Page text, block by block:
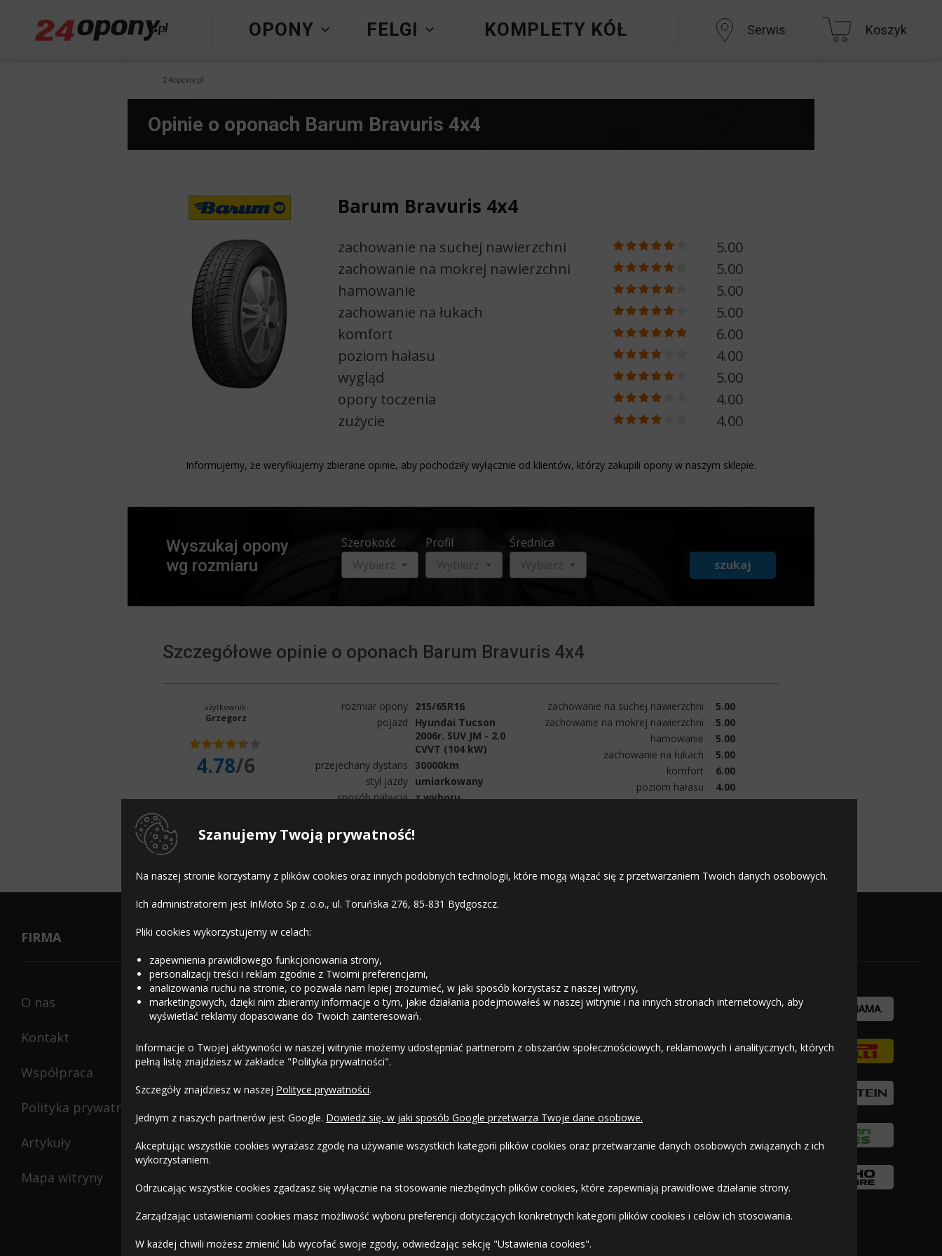
Szanujemy Twoją prywatność!
Na naszej stronie korzystamy z plików cookies oraz innych podobnych technologii, które mogą wiązać się z przetwarzaniem Twoich danych osobowych.
Ich administratorem jest InMoto Sp z .o.o., ul. Toruńska 276, 85-831 Bydgoszcz.
Pliki cookies wykorzystujemy w celach:
zapewnienia prawidłowego funkcjonowania strony,
personalizacji treści i reklam zgodnie z Twoimi preferencjami,
analizowania ruchu na stronie, co pozwala nam lepiej zrozumieć, w jaki sposób korzystasz z naszej witryny,
marketingowych, dzięki nim zbieramy informacje o tym, jakie działania podejmowałeś w naszej witrynie i na innych stronach internetowych, aby
wyświetlać reklamy dopasowane do Twoich zainteresowań.
Informacje o Twojej aktywności w naszej witrynie możemy udostępniać partnerom z obszarów społecznościowych, reklamowych i analitycznych, których
pełną listę znajdziesz w zakładce "Polityka prywatności".
Szczegóły znajdziesz w naszej Polityce prywatności.
Jednym z naszych partnerów jest Google. Dowiedz się, w jaki sposób Google przetwarza Twoje dane osobowe.
Akceptując wszystkie cookies wyrażasz zgodę na używanie wszystkich kategorii plików cookies oraz przetwarzanie danych osobowych związanych z ich
wykorzystaniem.
Odrzucając wszystkie cookies zgadzasz się wyłącznie na stosowanie niezbędnych plików cookies, które zapewniają prawidłowe działanie strony.
Zarządzając ustawieniami cookies masz możliwość wyboru preferencji dotyczących konkretnych kategorii plików cookies i celów ich stosowania.
W każdej chwili możesz zmienić lub wycofać swoje zgody, odwiedzając sekcję "Ustawienia cookies".
OPONY FELGI KOMPLETY KÓŁ Serwis Koszyk
24opony.pl
Opinie o oponach Barum Bravuris 4x4
Barum Bravuris 4x4
zachowanie na suchej nawierzchni
5.00
zachowanie na mokrej nawierzchni
5.00
hamowanie
5.00
zachowanie na łukach
5.00
komfort
6.00
poziom hałasu
4.00
wygląd
5.00
opory toczenia
4.00
zużycie
4.00
Informujemy, że weryfikujemy zbierane opinie, aby pochodziły wyłącznie od klientów, którzy zakupili opony w naszym sklepie.
Wyszukaj opony
wg rozmiaru
Szerokość
Wybierz
Profil
Wybierz
Średnica
Wybierz
szukaj
Szczegółowe opinie o oponach Barum Bravuris 4x4
użytkownik:
Grzegorz
4.78/6
rozmiar opony 215/65R16
pojazd
Hyundai Tucson
2006r. SUV JM - 2.0
CVVT (104 kW)
przejechany dystans 30000km
styl jazdy umiarkowany
sposób nabycia z wyboru
zachowanie na suchej nawierzchni
5.00
zachowanie na mokrej nawierzchni
5.00
hamowanie
5.00
zachowanie na łukach
5.00
komfort
6.00
poziom hałasu
4.00
wygląd
5.00
FIRMA
O nas
Kontakt
Współpraca
Polityka prywatności
Artykuły
Mapa witryny
Odstąpienie od umowy
Dlaczego warto kupić w 24opony.pl
Raty
FAQ